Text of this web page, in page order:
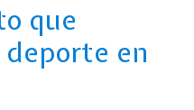
que
en